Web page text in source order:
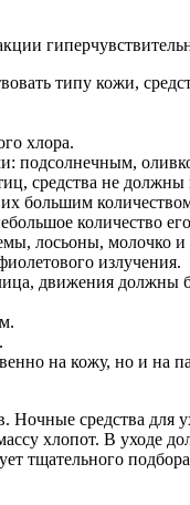
типу кожи,
хлора.
подсолнечным,
средства не должны
количеством
количество
лосьоны, молочко
излучения.
движения
на кожу, но и
Ночные средства
хлопот. В уходе
тщательного подбора